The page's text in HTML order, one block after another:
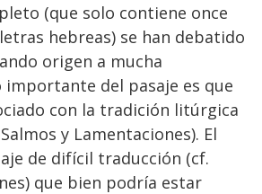
(que solo contiene once
hebreas) se han debatido
origen a mucha
importante del pasaje es que
con la tradición litúrgica
y Lamentaciones). El
de difícil traducción (cf.
que bien podría estar